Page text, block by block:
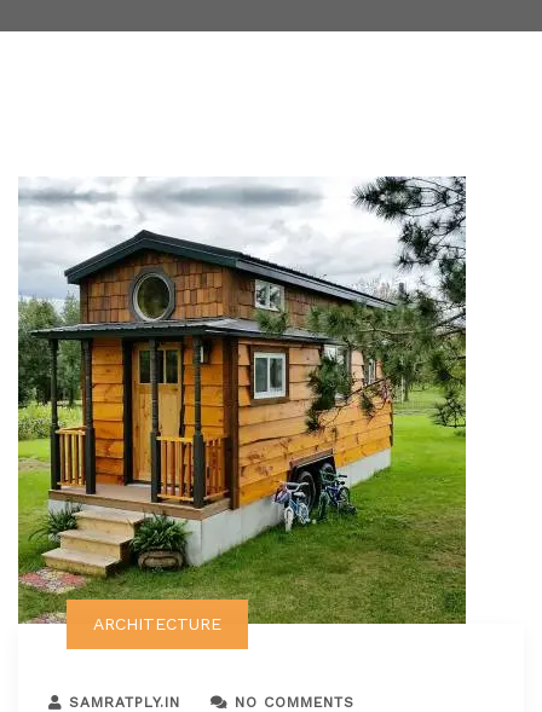
ARCHITECTURE
SAMRATPLY.IN NO COMMENTS